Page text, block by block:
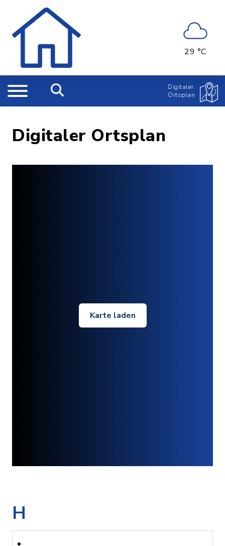
29 °C
Digitaler
Ortsplan
Digitaler Ortsplan
Karte laden
H